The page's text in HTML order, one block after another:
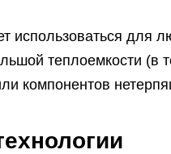
использоваться для
теплоемкости
компонентов